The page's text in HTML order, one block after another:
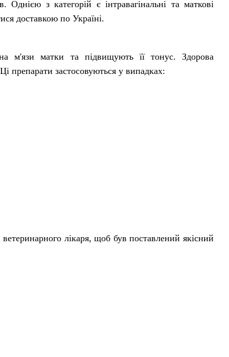
з категорій є інтравагінальні та маткові
доставкою по Україні.
м'язи матки та підвищують її тонус. Здорова
препарати застосовуються у випадках:
лікаря, щоб був поставлений якісний